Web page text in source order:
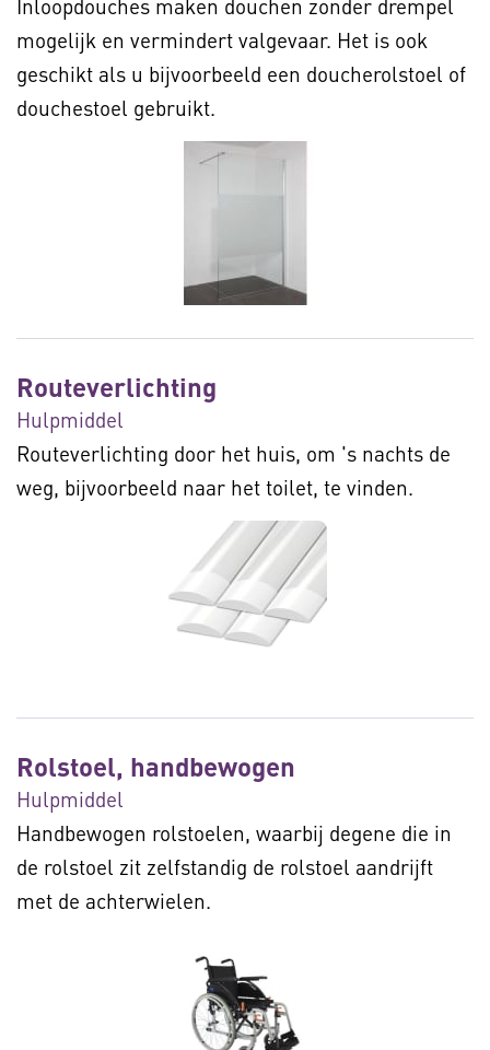
Inloopdouches maken douchen zonder drempel
mogelijk en vermindert valgevaar. Het is ook
geschikt als u bijvoorbeeld een doucherolstoel of
douchestoel gebruikt.
Routeverlichting
Hulpmiddel
Routeverlichting door het huis, om 's nachts de
weg, bijvoorbeeld naar het toilet, te vinden.
Rolstoel, handbewogen
Hulpmiddel
Handbewogen rolstoelen, waarbij degene die in
de rolstoel zit zelfstandig de rolstoel aandrijft
met de achterwielen.